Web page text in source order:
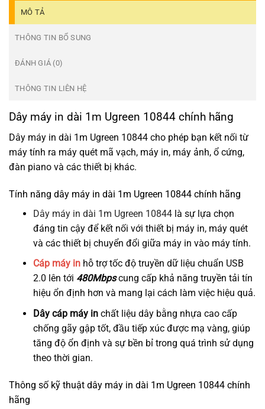
MÔ TẢ
THÔNG TIN BỔ SUNG
ĐÁNH GIÁ (0)
THÔNG TIN LIÊN HỆ
Dây máy in dài 1m Ugreen 10844 chính hãng
Dây máy in dài 1m Ugreen 10844 cho phép bạn kết nối từ
máy tính ra máy quét mã vạch, máy in, máy ảnh, ổ cứng,
đàn piano và các thiết bị khác.
Tính năng dây máy in dài 1m Ugreen 10844 chính hãng
Dây máy in dài 1m Ugreen 10844là sự lựa chọn
đáng tin cậy để kết nối với thiết bị máy in, máy quét
và các thiết bị chuyển đổi giữa máy in vào máy tính.
Cáp máy in hỗ trợ tốc độ truyền dữ liệu chuẩn USB
2.0 lên tới 480Mbpscung cấp khả năng truyền tải tín
hiệu ổn định hơn và mang lại cách làm việc hiệu quả.
Dây cáp máy inchất liệu dây bằng nhựa cao cấp
chống gãy gập tốt, đầu tiếp xúc được mạ vàng, giúp
tăng độ ổn định và sự bền bỉ trong quá trình sử dụng
theo thời gian.
Thông số kỹ thuật dây máy in dài 1m Ugreen 10844 chính
hãng